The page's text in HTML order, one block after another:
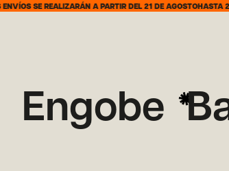
SE REALIZARÁN A PARTIR DEL 21 DE AGOSTOHASTA 25%
Engobe